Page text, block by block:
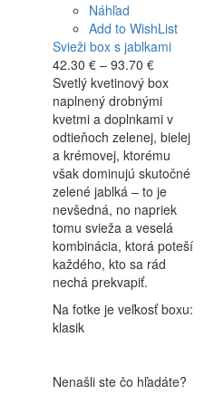
Náhľad
Add to WishList
Svieži box s jablkami
42.30 € – 93.70 €Price
range:
42.30 €
through
93.70 €
Svetlý kvetinový box
naplnený drobnými
kvetmi a doplnkami v
odtieňoch zelenej, bielej
a krémovej, ktorému
však dominujú skutočné
zelené jablká – to je
nevšedná, no napriek
tomu svieža a veselá
kombinácia, ktorá poteší
každého, kto sa rád
nechá prekvapiť.
Na fotke je veľkosť boxu:
klasik
Nenašli ste čo hľadáte?